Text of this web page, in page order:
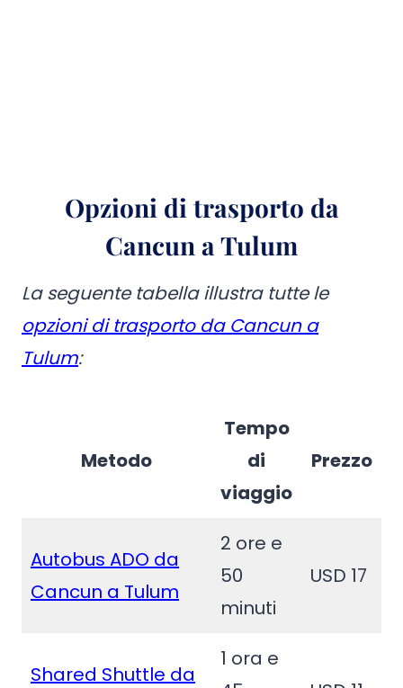
Opzioni di trasporto da
Cancun a Tulum
La seguente tabella illustra tutte le
opzioni di trasporto da Cancun a
Tulum:
Metodo
Tempo
di
viaggio
Prezzo
Autobus ADO da
Cancun a Tulum
2 ore e
50
minuti
USD 17
Shared Shuttle da
1 ora e